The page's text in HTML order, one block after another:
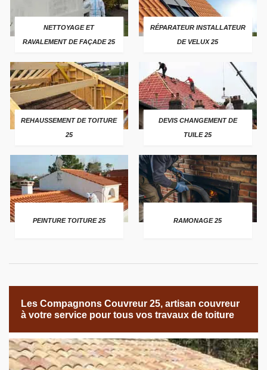
NETTOYAGE ET
RAVALEMENT DE FAÇADE 25
RÉPARATEUR INSTALLATEUR
DE VELUX 25
REHAUSSEMENT DE TOITURE
25
DEVIS CHANGEMENT DE
TUILE 25
PEINTURE TOITURE 25 RAMONAGE 25
Les Compagnons Couvreur 25, artisan couvreur
à votre service pour tous vos travaux de toiture